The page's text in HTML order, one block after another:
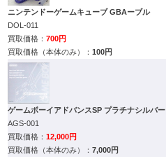
ニンテンドーゲームキューブ GBAーブル
DOL-011
700円
100円
ゲームボーイアドバンスSP プラチナシルバー
AGS-001
12,000円
7,000円